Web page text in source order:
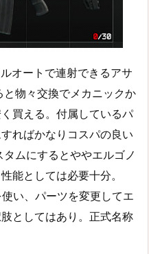
オートで連射できるアサ
物々交換でメカニックか
買える。付属しているパ
ればかなりコスパの良い
ムにするとややエルゴノ
能としては必要十分。
い、パーツを変更してエ
としてはあり。正式名称